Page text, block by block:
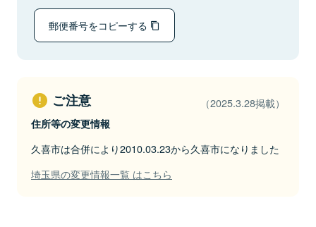
郵便番号をコピーする
ご注意 （2025.3.28掲載）
住所等の変更情報
久喜市は合併により2010.03.23から久喜市になりました
埼玉県の変更情報一覧 はこちら